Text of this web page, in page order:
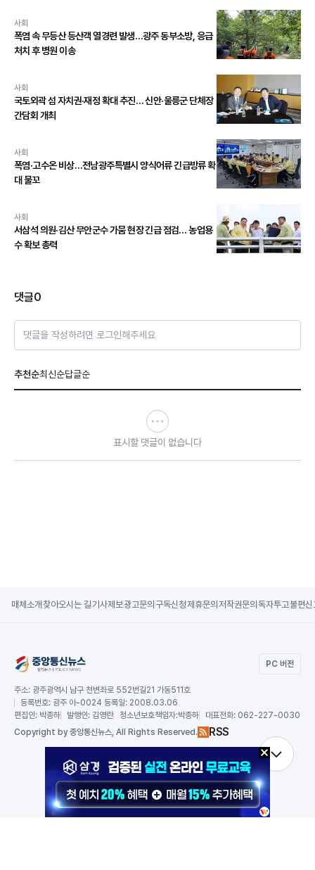
사회
폭염 속 무등산 등산객 열경련 발생…광주 동부소방, 응급
처치 후 병원 이송
사회
국토외곽 섬 자치권·재정 확대 추진… 신안·울릉군 단체장
간담회 개최
사회
폭염·고수온 비상…전남광주특별시 양식어류 긴급방류 확
대 물꼬
사회
서삼석 의원·김산 무안군수 가뭄 현장 긴급 점검… 농업용
수 확보 총력
댓글0
댓글을 작성하려면 로그인해주세요
추천순최신순답글순
표시할 댓글이 없습니다
매체소개 찾아오시는 길기사제보광고문의 구독신청제휴문의 저작권문의 독자투고불편신
PC 버전
주소: 광주광역시 남구 천변좌로 552번길21 가동511호
등록번호: 광주 아-0024 등록일: 2008.03.06
편집인: 박종하 발행인: 김영란 청소년보호책임자:박종하 대표전화: 062-227-0030
Copyright by 중앙통신뉴스, All Rights Reserved. RSS